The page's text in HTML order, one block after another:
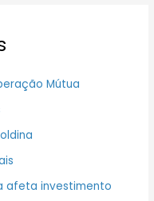
Mútua
afeta investimento